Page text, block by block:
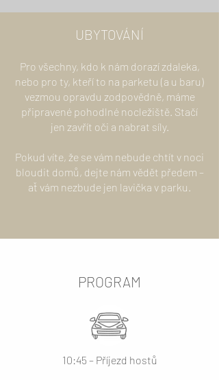
UBYTOVÁNÍ
Pro všechny, kdo k nám dorazí zdaleka,
nebo pro ty, kteří to na parketu (a u baru)
vezmou opravdu zodpovědně, máme
připravené pohodlné nocležiště. Stačí
jen zavřít oči a nabrat síly.
Pokud víte, že se vám nebude chtít v noci
bloudit domů, dejte nám vědět předem –
ať vám nezbude jen lavička v parku.
PROGRAM
10:45 – Příjezd hostů